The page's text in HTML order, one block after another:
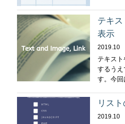
テキ
表示
2019.10
テキス
するう
す。今
リス
2019.10